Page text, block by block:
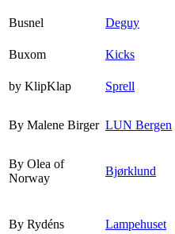
Busnel Deguy
Buxom
Kicks
by KlipKlap Sprell
By Malene Birger LUN Bergen
By Olea of
Norway
Bjørklund
By Rydéns Lampehuset